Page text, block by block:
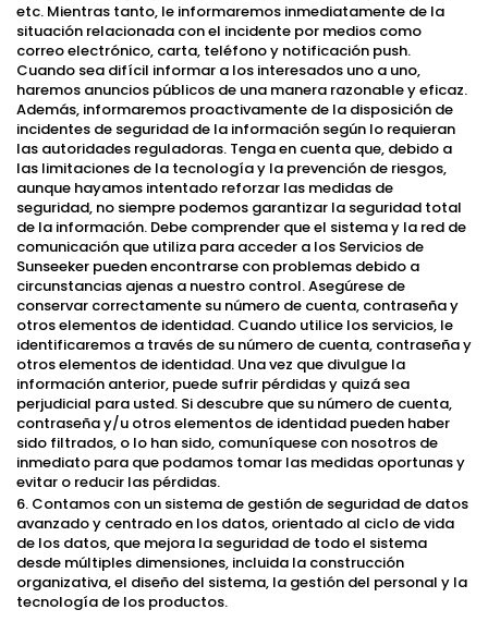
etc. Mientras tanto, le informaremos inmediatamente de la
situación relacionada con el incidente por medios como
correo electrónico, carta, teléfono y notificación push.
Cuando sea difícil informar a los interesados uno a uno,
haremos anuncios públicos de una manera razonable y eficaz.
Además, informaremos proactivamente de la disposición de
incidentes de seguridad de la información según lo requieran
las autoridades reguladoras. Tenga en cuenta que, debido a
las limitaciones de la tecnología y la prevención de riesgos,
aunque hayamos intentado reforzar las medidas de
seguridad, no siempre podemos garantizar la seguridad total
de la información. Debe comprender que el sistema y la red de
comunicación que utiliza para acceder a los Servicios de
Sunseeker pueden encontrarse con problemas debido a
circunstancias ajenas a nuestro control. Asegúrese de
conservar correctamente su número de cuenta, contraseña y
otros elementos de identidad. Cuando utilice los servicios, le
identificaremos a través de su número de cuenta, contraseña y
otros elementos de identidad. Una vez que divulgue la
información anterior, puede sufrir pérdidas y quizá sea
perjudicial para usted. Si descubre que su número de cuenta,
contraseña y/u otros elementos de identidad pueden haber
sido filtrados, o lo han sido, comuníquese con nosotros de
inmediato para que podamos tomar las medidas oportunas y
evitar o reducir las pérdidas.
6. Contamos con un sistema de gestión de seguridad de datos
avanzado y centrado en los datos, orientado al ciclo de vida
de los datos, que mejora la seguridad de todo el sistema
desde múltiples dimensiones, incluida la construcción
organizativa, el diseño del sistema, la gestión del personal y la
tecnología de los productos.